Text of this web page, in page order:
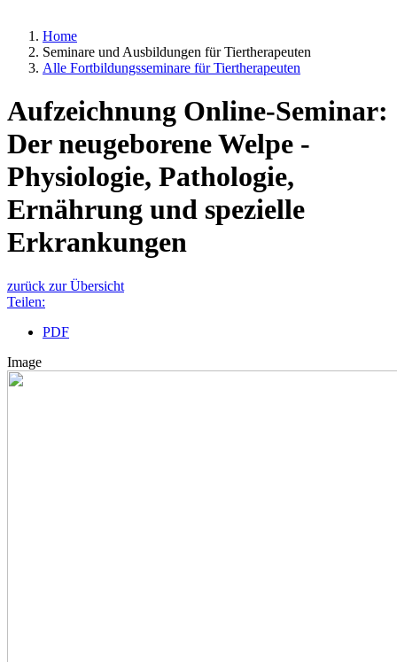
Home
Seminare und Ausbildungen für Tiertherapeuten
Alle Fortbildungsseminare für Tiertherapeuten
Aufzeichnung Online-Seminar:
Der neugeborene Welpe -
Physiologie, Pathologie,
Ernährung und spezielle
Erkrankungen
zurück zur Übersicht
Teilen:
PDF
Image